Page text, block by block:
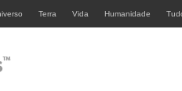
Terra Vida Humanidade